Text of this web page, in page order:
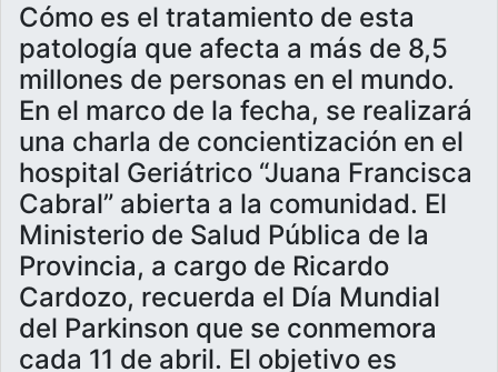
Cómo es el tratamiento de esta
patología que afecta a más de 8,5
millones de personas en el mundo.
En el marco de la fecha, se realizará
una charla de concientización en el
hospital Geriátrico “Juana Francisca
Cabral” abierta a la comunidad. El
Ministerio de Salud Pública de la
Provincia, a cargo de Ricardo
Cardozo, recuerda el Día Mundial
del Parkinson que se conmemora
cada 11 de abril. El objetivo es